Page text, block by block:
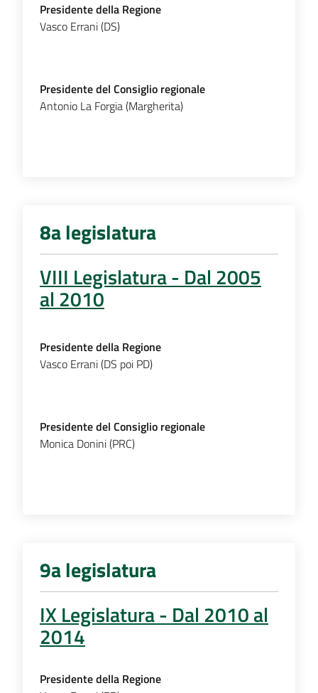
Presidente della Regione
Vasco Errani (DS)
Presidente del Consiglio regionale
Antonio La Forgia (Margherita)
8a legislatura
VIII Legislatura - Dal 2005
al 2010
Presidente della Regione
Vasco Errani (DS poi PD)
Presidente del Consiglio regionale
Monica Donini (PRC)
9a legislatura
IX Legislatura - Dal 2010 al
2014
Presidente della Regione